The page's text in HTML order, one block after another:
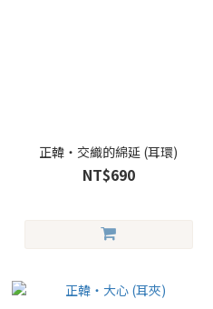
正韓・交織的綿延 (耳環)
NT$690